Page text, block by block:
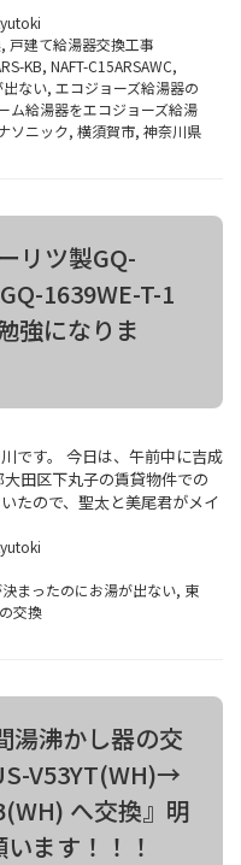
, 戸建て給湯器交換工事
KB, NAFT-C15ARSAWC,
出ない, エコジョーズ給湯器の
ム給湯器をエコジョーズ給湯
ソニック, 横須賀市, 神奈川県
リツ製GQ-
1639WE-T-1
強になりま
です。 今日は、午前中に吉成
田区下丸子の賃貸物件での
たので、聖太と美尾君がメイ
決まったのにお湯が出ない, 東
交換
湯沸かし器の交
V53YT(WH)→
へ交換』明
ます！！！